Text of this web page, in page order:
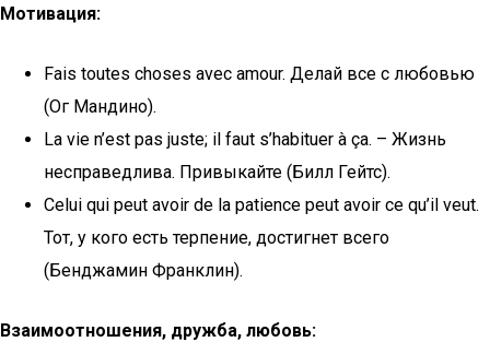
Мотивация:
Fais toutes choses avec amour. Делай все с любовью
(Ог Мандино).
La vie n’est pas juste; il faut s’habituer à ça. – Жизнь
несправедлива. Привыкайте (Билл Гейтс).
Celui qui peut avoir de la patience peut avoir ce qu’il veut.
Тот, у кого есть терпение, достигнет всего
(Бенджамин Франклин).
Взаимоотношения, дружба, любовь: